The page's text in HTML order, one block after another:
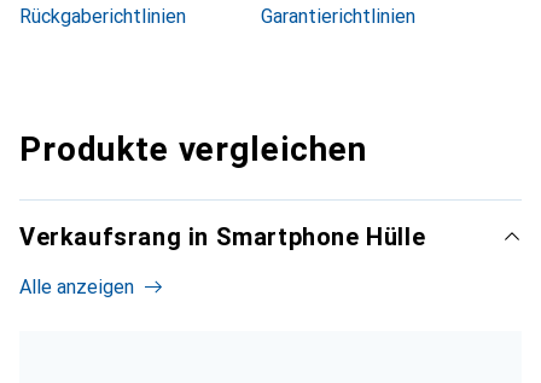
Rückgaberichtlinien
Garantierichtlinien
Produkte vergleichen
Verkaufsrang in Smartphone Hülle
Alle anzeigen